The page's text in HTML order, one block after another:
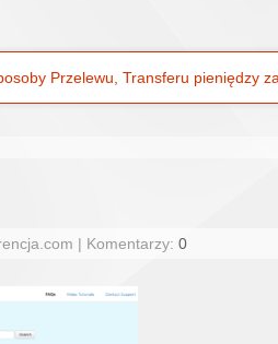
Przelewu, Transferu pieniędzy
| Komentarzy: 0